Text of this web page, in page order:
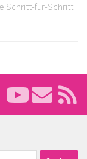
Schritt-für-Schritt